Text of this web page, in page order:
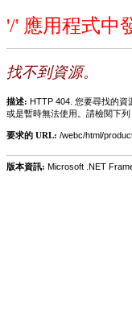
'/' 應用程式中
找不到資源。
描述: HTTP 404. 您要尋找的資
或是暫時無法使用。請檢閱下
要求的 URL: /webc/html/
版本資訊: Microsoft .NET